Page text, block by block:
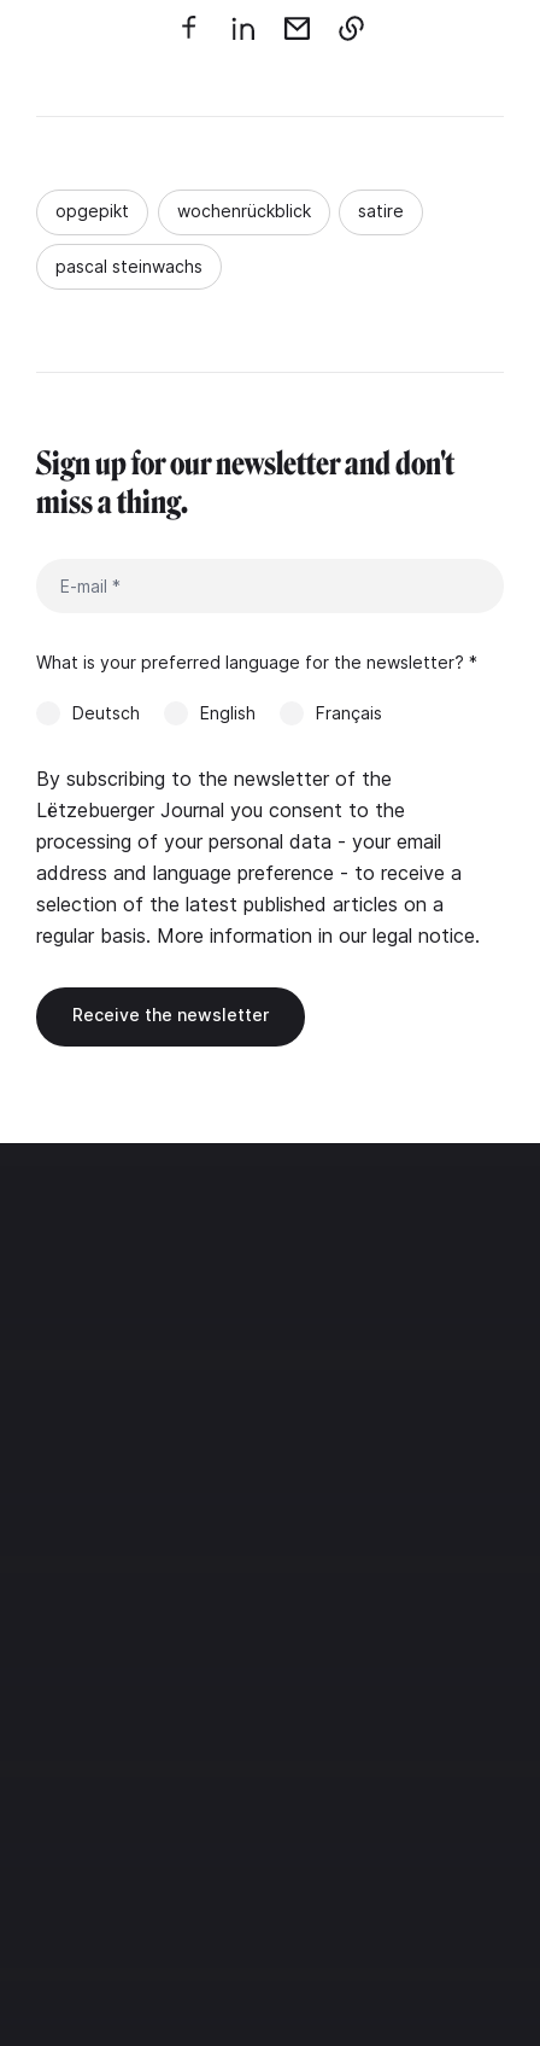
opgepikt wochenrückblick satire
pascal steinwachs
Sign up for our newsletter and don't
miss a thing.
What is your preferred language for the newsletter? *
Deutsch English Français
By subscribing to the newsletter of the
Lëtzebuerger Journal you consent to the
processing of your personal data - your email
address and language preference - to receive a
selection of the latest published articles on a
regular basis. More information in our legal notice.